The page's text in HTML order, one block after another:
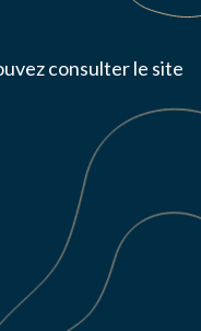
consulter le site